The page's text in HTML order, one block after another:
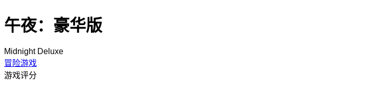
午夜：豪华版
Midnight Deluxe
冒险游戏
游戏评分